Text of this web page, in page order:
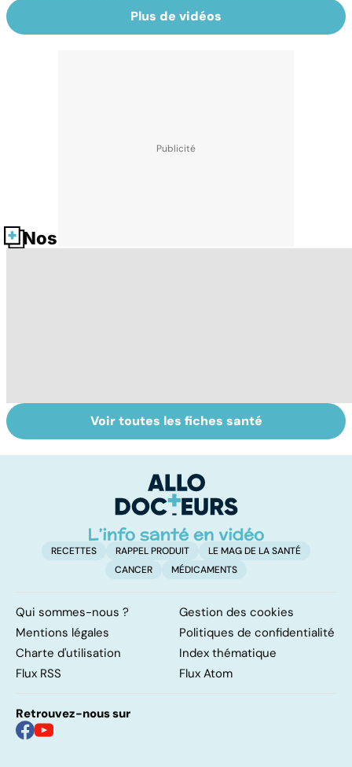
Plus de vidéos
Nos fiches santé
Faire du sport à
domicile, c'est
Don de gamètes :
le pour et le
levée de
l'anonymat
Voir toutes les fiches santé
RECETTES RAPPEL PRODUIT
LE MAG DE LA SANTÉ
CANCER
MÉDICAMENTS
Qui sommes-nous ?
Gestion des cookies
Mentions légales
Politiques de confidentialité
Charte d'utilisation
Index thématique
Flux RSS
Flux Atom
Retrouvez-nous sur